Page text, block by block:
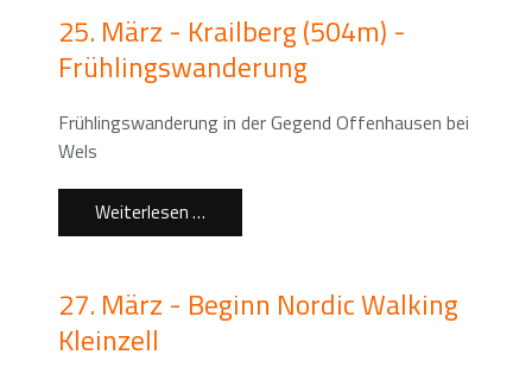
25. März - Krailberg (504m) -
Frühlingswanderung
Frühlingswanderung in der Gegend Offenhausen bei
Wels
Weiterlesen …
27. März - Beginn Nordic Walking
Kleinzell